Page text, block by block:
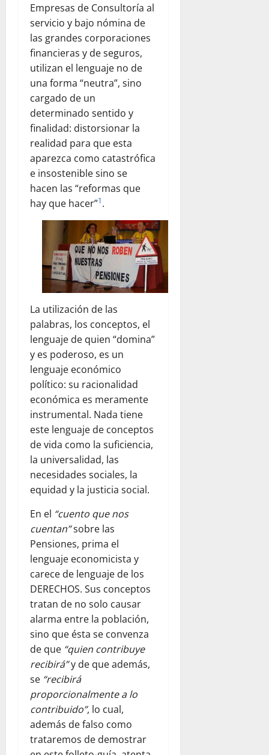
Empresas de Consultoría al
servicio y bajo nómina de
las grandes corporaciones
financieras y de seguros,
utilizan el lenguaje no de
una forma “neutra”, sino
cargado de un
determinado sentido y
finalidad: distorsionar la
realidad para que esta
aparezca como catastrófica
e insostenible sino se
hacen las “reformas que
hay que hacer”1.
La utilización de las
palabras, los conceptos, el
lenguaje de quien “domina”
y es poderoso, es un
lenguaje económico
político: su racionalidad
económica es meramente
instrumental. Nada tiene
este lenguaje de conceptos
de vida como la suficiencia,
la universalidad, las
necesidades sociales, la
equidad y la justicia social.
En el “cuento que nos
cuentan”sobre las
Pensiones, prima el
lenguaje economicista y
carece de lenguaje de los
DERECHOS. Sus conceptos
tratan de no solo causar
alarma entre la población,
sino que ésta se convenza
de que “quien contribuye
recibirá”y de que además,
se “recibirá
proporcionalmente a lo
contribuido”, lo cual,
además de falso como
trataremos de demostrar